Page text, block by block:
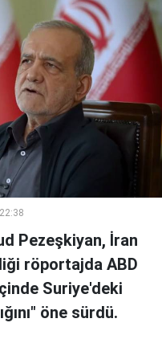
Pezeşkiyan, İran
röportajda ABD
Suriye'deki
öne sürdü.